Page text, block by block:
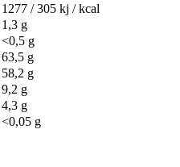
1277 / 305 kj / kcal
1,3 g
<0,5 g
63,5 g
58,2 g
9,2 g
4,3 g
<0,05 g